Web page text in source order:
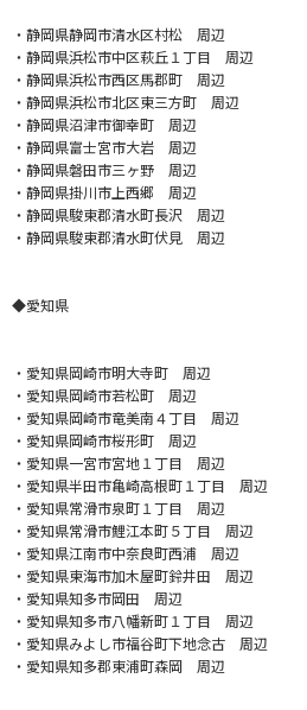
・静岡県静岡市清水区村松 周辺
・静岡県浜松市中区萩丘１丁目 周辺
・静岡県浜松市西区馬郡町 周辺
・静岡県浜松市北区東三方町 周辺
・静岡県沼津市御幸町 周辺
・静岡県富士宮市大岩 周辺
・静岡県磐田市三ヶ野 周辺
・静岡県掛川市上西郷 周辺
・静岡県駿東郡清水町長沢 周辺
・静岡県駿東郡清水町伏見 周辺
◆愛知県
・愛知県岡崎市明大寺町 周辺
・愛知県岡崎市若松町 周辺
・愛知県岡崎市竜美南４丁目 周辺
・愛知県岡崎市桜形町 周辺
・愛知県一宮市宮地１丁目 周辺
・愛知県半田市亀崎高根町１丁目 周辺
・愛知県常滑市泉町１丁目 周辺
・愛知県常滑市鯉江本町５丁目 周辺
・愛知県江南市中奈良町西浦 周辺
・愛知県東海市加木屋町鈴井田 周辺
・愛知県知多市岡田 周辺
・愛知県知多市八幡新町１丁目 周辺
・愛知県みよし市福谷町下地念古 周辺
・愛知県知多郡東浦町森岡 周辺